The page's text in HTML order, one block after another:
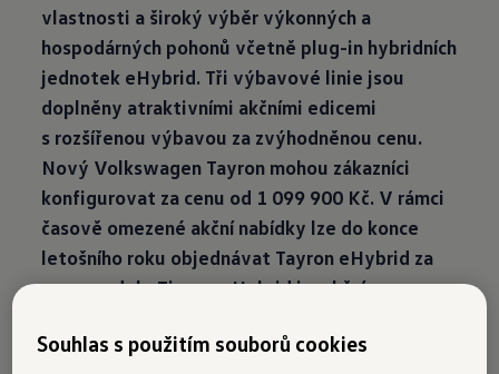
vlastnosti a široký výběr výkonných a
hospodárných pohonů včetně plug-in hybridních
jednotek eHybrid. Tři výbavové linie jsou
doplněny atraktivními akčními edicemi
s rozšířenou výbavou za zvýhodněnou cenu.
Nový Volkswagen Tayron mohou zákazníci
konfigurovat za cenu od 1 099 900 Kč. V rámci
časově omezené akční nabídky lze do konce
letošního roku objednávat Tayron eHybrid za
cenu modelu Tiguan eHybrid i v akčním
Souhlas s použitím souborů cookies